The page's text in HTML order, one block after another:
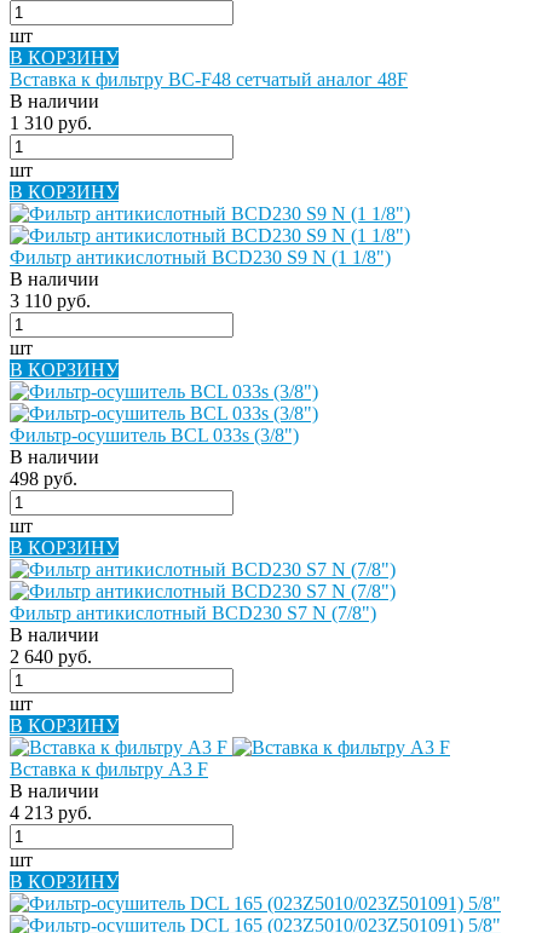
шт
В КОРЗИНУ
Вставка к фильтру BC-F48 сетчатый аналог 48F
В наличии
1 310 руб.
шт
В КОРЗИНУ
Фильтр антикислотный BCD230 S9 N (1 1/8")
В наличии
3 110 руб.
шт
В КОРЗИНУ
Фильтр-осушитель BCL 033s (3/8")
В наличии
498 руб.
шт
В КОРЗИНУ
Фильтр антикислотный BCD230 S7 N (7/8")
В наличии
2 640 руб.
шт
В КОРЗИНУ
Вставка к фильтру A3 F
В наличии
4 213 руб.
шт
В КОРЗИНУ